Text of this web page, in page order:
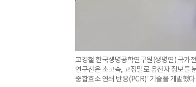
고경철 한국생명공학연구원(생명연) 국가
연구진은 초고속, 고정밀로 유전자 정보를
중합효소 연쇄 반응(PCR)' 기술을 개발했